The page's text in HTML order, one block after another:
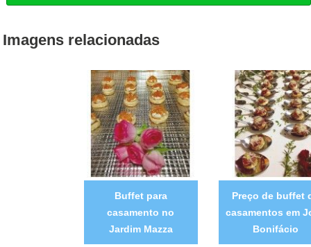
Imagens relacionadas
Buffet para
casamento no
Jardim Mazza
Preço de buffet
casamentos em
Bonifácio